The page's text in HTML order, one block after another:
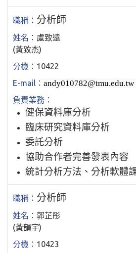
分析師
盧致遠
(黃致杰)
10422
andy010782@tmu.edu.tw
健保資料庫分析
臨床研究資料庫分析
委託分析
協助合作者完善發表內容
統計分析方法、分析軟體
分析師
郭芷彤
(黃韻宇)
10423